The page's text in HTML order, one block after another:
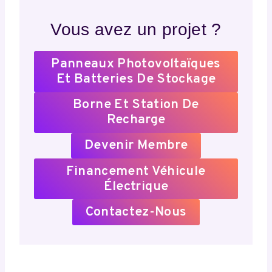
Vous avez un projet ?
Panneaux Photovoltaïques
Et Batteries De Stockage
Borne Et Station De
Recharge
Devenir Membre
Financement Véhicule
Électrique
Contactez-Nous